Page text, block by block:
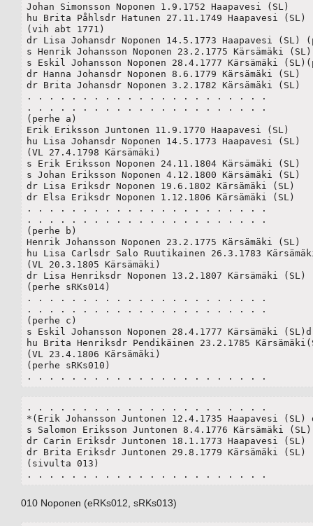
Johan Simonsson Noponen 1.9.1752 Haapavesi (SL)
hu Brita Påhlsdr Hatunen 27.11.1749 Haapavesi (SL)
(vih abt 1771)
dr Lisa Johansdr Noponen 14.5.1773 Haapavesi (SL)
s Henrik Johansson Noponen 23.2.1775 Kärsämäki
s Eskil Johansson Noponen 28.4.1777 Kärsämäki
dr Hanna Johansdr Noponen 8.6.1779 Kärsämäki (SL)
dr Brita Johansdr Noponen 3.2.1782 Kärsämäki (SL)
. . . . . . . . . . . . . . . . . . . . . .
. . . . . . . . . . . . . . . . . . . . . .
(perhe a)
Erik Eriksson Juntonen 11.9.1770 Haapavesi (SL)
hu Lisa Johansdr Noponen 14.5.1773 Haapavesi (SL)
(VL 27.4.1798 Kärsämäki)
s Erik Eriksson Noponen 24.11.1804 Kärsämäki (SL)
s Johan Eriksson Noponen 4.12.1800 Kärsämäki (SL)
dr Lisa Eriksdr Noponen 19.6.1802 Kärsämäki (SL)
dr Elsa Eriksdr Noponen 1.12.1806 Kärsämäki (SL)
. . . . . . . . . . . . . . . . . . . . . .
. . . . . . . . . . . . . . . . . . . . . .
(perhe b)
Henrik Johansson Noponen 23.2.1775 Kärsämäki (SL)
hu Lisa Carlsdr Salo Ruutikainen 26.3.1783
(VL 20.3.1805 Kärsämäki)
dr Lisa Henriksdr Noponen 13.2.1807 Kärsämäki (SL)
(perhe sRKs014)
. . . . . . . . . . . . . . . . . . . . . .
. . . . . . . . . . . . . . . . . . . . . .
(perhe c)
s Eskil Johansson Noponen 28.4.1777 Kärsämäki
hu Brita Henriksdr Pendikäinen 23.2.1785
(VL 23.4.1806 Kärsämäki)
(perhe sRKs010)
. . . . . . . . . . . . . . . . . . . . . .
. . . . . . . . . . . . . . . . . . . . . .
*(Erik Johansson Juntonen 12.4.1735 Haapavesi (SL)
s Salomon Eriksson Juntonen 8.4.1776 Kärsämäki (SL)
dr Carin Eriksdr Juntonen 18.1.1773 Haapavesi (SL)
dr Brita Eriksdr Juntonen 29.8.1779 Kärsämäki (SL)
(sivulta 013)
. . . . . . . . . . . . . . . . . . . . . .
010 Noponen (eRKs012, sRKs013)